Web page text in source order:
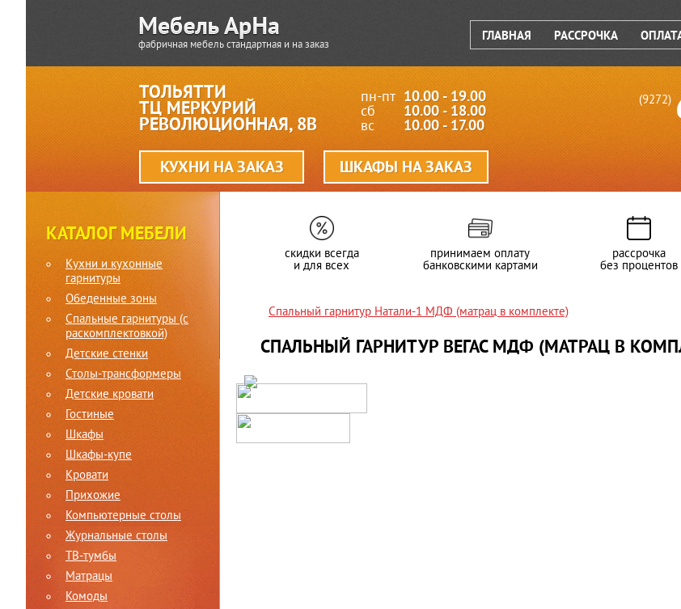
фабричная мебель стандартная и на заказ
ГЛАВНАЯ РАССРОЧКА
(9272)
ТОЛЬЯТТИ
ТЦ МЕРКУРИЙ
РЕВОЛЮЦИОННАЯ, 8В
пн-пт 10.00 - 19.00
сб 10.00 - 18.00
вс 10.00 - 17.00
КУХНИ НА ЗАКАЗ ШКАФЫ НА ЗАКАЗ
КАТАЛОГ МЕБЕЛИ
Кухни и кухонные
гарнитуры
Обеденные зоны
Спальные гарнитуры (c
раскомплектовкой)
Детские стенки
Столы-трансформеры
Детские кровати
Гостиные
Шкафы
Шкафы-купе
Кровати
Прихожие
Компьютерные столы
Журнальные столы
ТВ-тумбы
Матрацы
Комоды
скидки всегда
и для всех
принимаем оплату
банковскими картами
рассрочка
без процентов
Спальный гарнитур Натали-1 МДФ (матрац в комплекте)
СПАЛЬНЫЙ ГАРНИТУР ВЕГАС МДФ (МАТРАЦ В